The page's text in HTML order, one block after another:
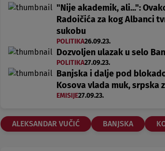
"Nije akademik, ali...":
Radoičića za kog Albanci
sukobu
POLITIKA26.09.23.
Dozvoljen ulazak u selo
POLITIKA27.09.23.
Banjska i dalje pod
Kosova vlada muk, srpska
EMISIJE27.09.23.
ALEKSANDAR VUČIĆ BANJSKA